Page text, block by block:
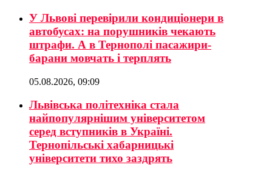
У Львові перевірили кондиціонери в
автобусах: на порушників чекають
штрафи. А в Тернополі пасажири-
барани мовчать і терплять
05.08.2026, 09:09
Львівська політехніка стала
найпопулярнішим університетом
серед вступників в Україні.
Тернопільські хабарницькі
університети тихо заздрять